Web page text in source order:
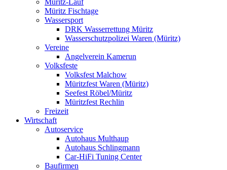
Müritz-Lauf
Müritz Fischtage
Wassersport
DRK Wasserrettung Müritz
Wasserschutzpolizei Waren (Müritz)
Vereine
Angelverein Kamerun
Volksfeste
Volksfest Malchow
Müritzfest Waren (Müritz)
Seefest Röbel/Müritz
Müritzfest Rechlin
Freizeit
Wirtschaft
Autoservice
Autohaus Multhaup
Autohaus Schlingmann
Car-HiFi Tuning Center
Baufirmen